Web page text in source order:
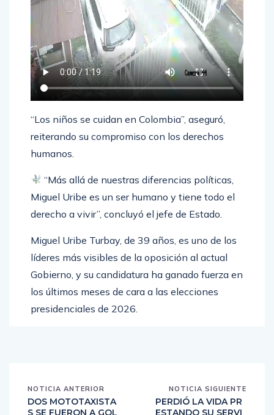
“Los niños se cuidan en Colombia”, aseguró,
reiterando su compromiso con los derechos
“Más allá de nuestras diferencias políticas,
Miguel Uribe es un ser humano y tiene todo el
Miguel Uribe Turbay, de 39 años, es uno de los
líderes más visibles de la oposición al actual
Gobierno, y su candidatura ha ganado fuerza en
los últimos meses de cara a las elecciones
NOTICIA ANTERIOR NOTICIA SIGUIENTE